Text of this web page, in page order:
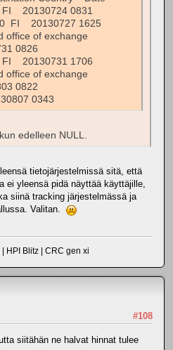
20130724 0831
FI 20130727 1625
office of exchange
0826
20130731 1706
office of exchange
0822
0343
edelleen NULL.
tietojärjestelmissä sitä, että
ei yleensä pidä näyttää käyttäjille,
siinä tracking järjestelmässä ja
Valitan.
HPI Blitz | CRC gen xi
#108
siitähän ne halvat hinnat tulee